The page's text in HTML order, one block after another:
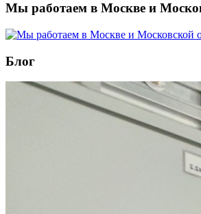
Мы работаем в Москве и
Блог